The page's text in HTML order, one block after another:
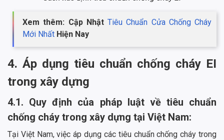
Xem thêm: Cập Nhật Tiêu Chuẩn Cửa Chống Cháy
Mới Nhất Hiện Nay
4. Áp dụng tiêu chuẩn chống cháy EI
trong xây dựng
4.1. Quy định của pháp luật về tiêu chuẩn
chống cháy trong xây dựng tại Việt Nam:
Tại Việt Nam, việc áp dụng các tiêu chuẩn chống cháy trong